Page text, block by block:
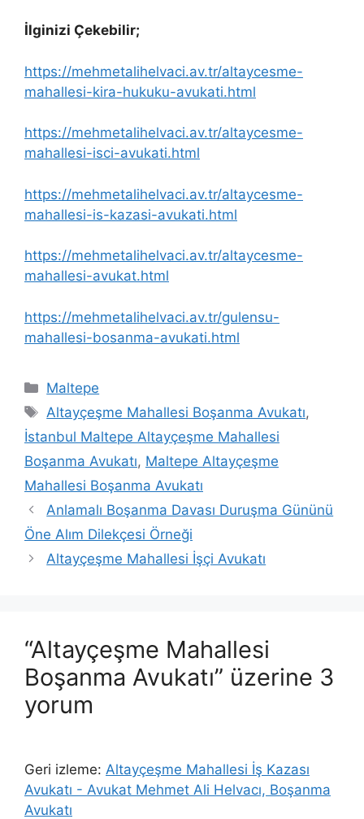
İlginizi Çekebilir;
https://mehmetalihelvaci.av.tr/altaycesme-
mahallesi-kira-hukuku-avukati.html
https://mehmetalihelvaci.av.tr/altaycesme-
mahallesi-isci-avukati.html
https://mehmetalihelvaci.av.tr/altaycesme-
mahallesi-is-kazasi-avukati.html
https://mehmetalihelvaci.av.tr/altaycesme-
mahallesi-avukat.html
https://mehmetalihelvaci.av.tr/gulensu-
mahallesi-bosanma-avukati.html
Kategoriler
Maltepe
Etiketler
Altayçeşme Mahallesi Boşanma Avukatı,
İstanbul Maltepe Altayçeşme Mahallesi
Boşanma Avukatı, Maltepe Altayçeşme
Mahallesi Boşanma Avukatı
Anlamalı Boşanma Davası Duruşma Gününü
Öne Alım Dilekçesi Örneği
Altayçeşme Mahallesi İşçi Avukatı
“Altayçeşme Mahallesi
Boşanma Avukatı” üzerine 3
yorum
Geri izleme: Altayçeşme Mahallesi İş Kazası
Avukatı - Avukat Mehmet Ali Helvacı, Boşanma
Avukatı